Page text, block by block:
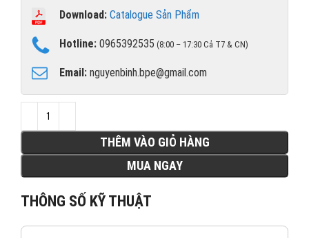
Download: Catalogue Sản Phẩm
Hotline: 0965392535 (8:00 – 17:30 Cả T7 & CN)
Email: nguyenbinh.bpe@gmail.com
THÊM VÀO GIỎ HÀNG
MUA NGAY
THÔNG SỐ KỸ THUẬT